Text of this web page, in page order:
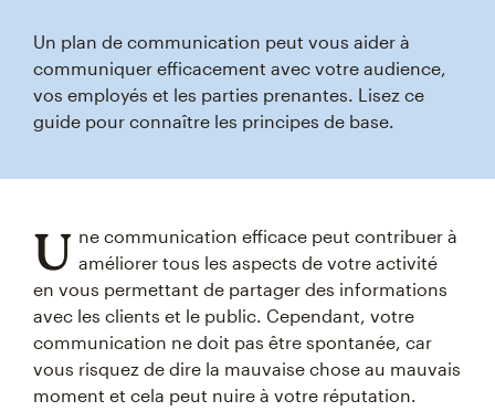
Un plan de communication peut vous aider à
communiquer efficacement avec votre audience,
vos employés et les parties prenantes. Lisez ce
guide pour connaître les principes de base.
U ne communication efficace peut contribuer à
améliorer tous les aspects de votre activité
en vous permettant de partager des informations
avec les clients et le public. Cependant, votre
communication ne doit pas être spontanée, car
vous risquez de dire la mauvaise chose au mauvais
moment et cela peut nuire à votre réputation.